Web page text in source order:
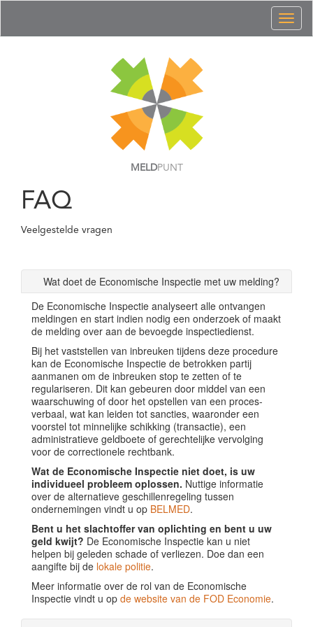
MELDPUNT
FAQ
Veelgestelde vragen
Wat doet de Economische Inspectie met uw melding?
De Economische Inspectie analyseert alle ontvangen
meldingen en start indien nodig een onderzoek of maakt
de melding over aan de bevoegde inspectiedienst.
Bij het vaststellen van inbreuken tijdens deze procedure
kan de Economische Inspectie de betrokken partij
aanmanen om de inbreuken stop te zetten of te
regulariseren. Dit kan gebeuren door middel van een
waarschuwing of door het opstellen van een proces-
verbaal, wat kan leiden tot sancties, waaronder een
voorstel tot minnelijke schikking (transactie), een
administratieve geldboete of gerechtelijke vervolging
voor de correctionele rechtbank.
Wat de Economische Inspectie niet doet, is uw
individueel probleem oplossen. Nuttige informatie
over de alternatieve geschillenregeling tussen
ondernemingen vindt u op BELMED.
Bent u het slachtoffer van oplichting en bent u uw
geld kwijt? De Economische Inspectie kan u niet
helpen bij geleden schade of verliezen. Doe dan een
aangifte bij de lokale politie.
Meer informatie over de rol van de Economische
Inspectie vindt u op de website van de FOD Economie.